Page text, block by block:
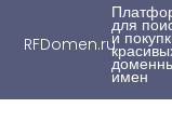
RFDomen.ru
для
и
имен